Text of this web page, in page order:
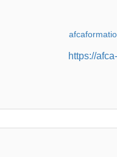
https://